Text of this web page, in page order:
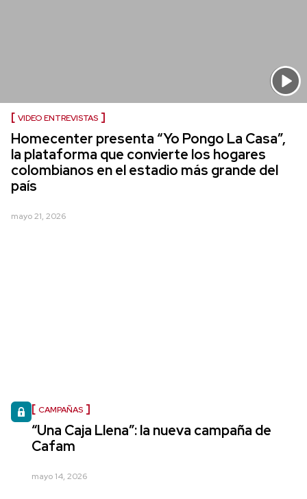
VIDEO ENTREVISTAS
Homecenter presenta “Yo Pongo La Casa”,
la plataforma que convierte los hogares
colombianos en el estadio más grande del
país
mayo 21, 2026
CAMPAÑAS
“Una Caja Llena”: la nueva campaña de
Cafam
mayo 14, 2026